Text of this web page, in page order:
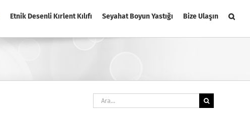
Etnik Desenli Kırlent Kılıfı Seyahat Boyun Yastığı Bize Ulaşın
Ara: